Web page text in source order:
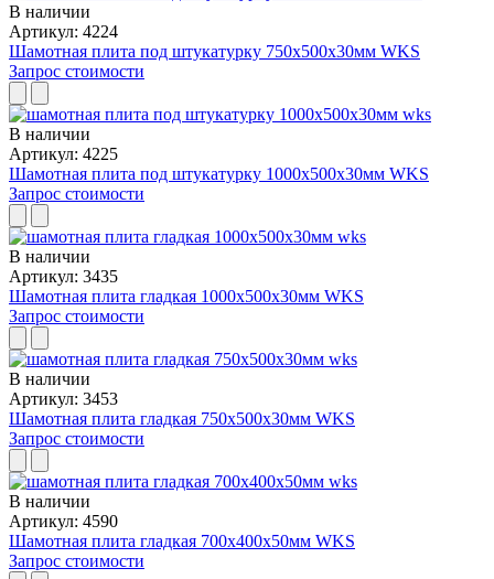
В наличии
Артикул: 4224
Шамотная плита под штукатурку 750x500x30мм WKS
Запрос стоимости
В наличии
Артикул: 4225
Шамотная плита под штукатурку 1000x500x30мм WKS
Запрос стоимости
В наличии
Артикул: 3435
Шамотная плита гладкая 1000x500x30мм WKS
Запрос стоимости
В наличии
Артикул: 3453
Шамотная плита гладкая 750x500x30мм WKS
Запрос стоимости
В наличии
Артикул: 4590
Шамотная плита гладкая 700x400x50мм WKS
Запрос стоимости